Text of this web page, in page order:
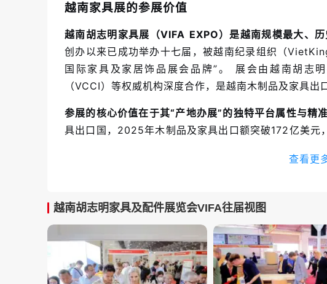
越南家具展的参展价值
越南胡志明家具展（VIFA EXPO）是越南规模最大、
创办以来已成功举办十七届，被越南纪录组织（
国际家具及家居饰品展会品牌”。 展会由越南胡志
（VCCI）等权威机构深度合作，是越南木制品及家具出
参展的核心价值在于其“产地办展”的独特平台属性与精
具出口国，2025年木制品及家具出口额突破172亿美元
国际买家可直接深入工厂考察，大幅缩短供应链对接
和地区的超3000名国际买家到场。
展会构筑了覆盖家具全产业链的一站式商贸平台。展品
品、手工艺品、木工机械、五金配件等全品类，从成品
业生态闭环。2026年展会采用双馆联动模式，SKY
45,000平方米，设2,500个展位。知名参展品牌包
查看更
越南胡志明家具及配件展览会VIFA往届视图